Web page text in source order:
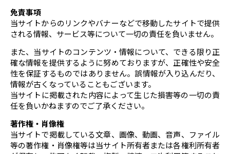
免責事項
当サイトからのリンクやバナーなどで移動したサイトで提供
される情報、サービス等について一切の責任を負いません。
また、当サイトのコンテンツ・情報について、できる限り正
確な情報を提供するように努めておりますが、正確性や安全
性を保証するものではありません。誤情報が入り込んだり、
情報が古くなっていることもございます。
当サイトに掲載された内容によって生じた損害等の一切の責
任を負いかねますのでご了承ください。
著作権・肖像権
当サイトで掲載している文章、画像、動画、音声、ファイル
等の著作権・肖像権等は当サイト所有者または各権利所有者